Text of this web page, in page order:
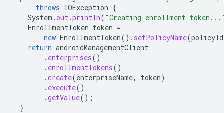
throws IOException {
System .out.println( "Creating enrollment
EnrollmentToken token =
new EnrollmentToken(). setPolicyName(policyId
return androidManagementClient
. enterprises()
. enrollmentTokens()
.create(enterpriseName, token)
. execute()
.getValue();
}